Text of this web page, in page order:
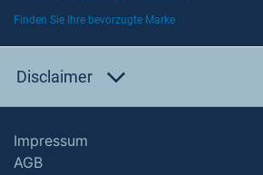
Finden Sie Ihre bevorzugte Marke
Disclaimer
Impressum
AGB